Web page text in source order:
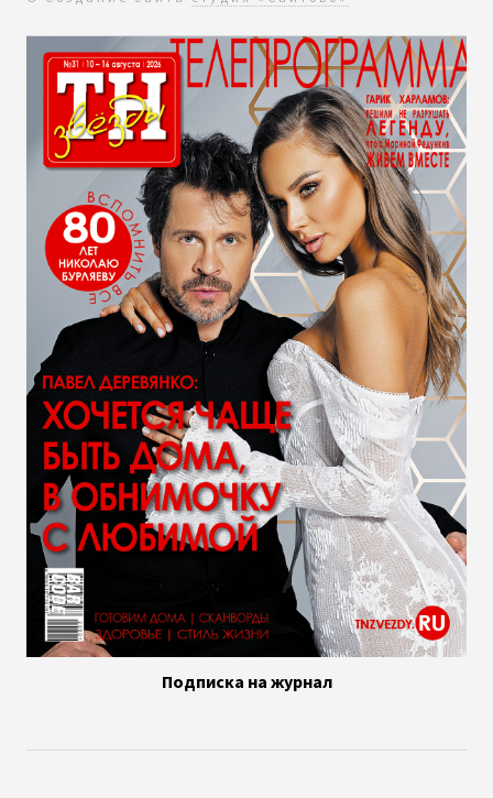
Подписка на журнал